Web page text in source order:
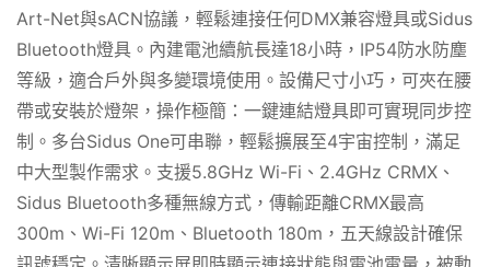
Art-Net與sACN協議，輕鬆連接任何DMX兼容燈具或Sidus
Bluetooth燈具。內建電池續航長達18小時，IP54防水防塵
等級，適合戶外與多變環境使用。設備尺寸小巧，可夾在腰
帶或安裝於燈架，操作極簡：一鍵連結燈具即可實現同步控
制。多台Sidus One可串聯，輕鬆擴展至4宇宙控制，滿足
中大型製作需求。支援5.8GHz Wi-Fi、2.4GHz CRMX、
Sidus Bluetooth多種無線方式，傳輸距離CRMX最高
300m、Wi-Fi 120m、Bluetooth 180m，五天線設計確保